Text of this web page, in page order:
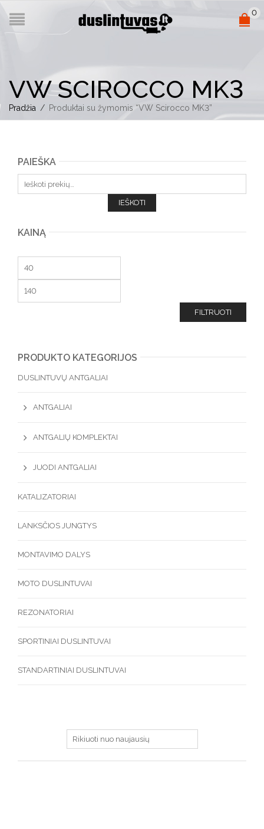
0
VW SCIROCCO MK3
Pradžia / Produktai su žymomis “VW Scirocco MK3”
PAIEŠKA
IEŠKOTI
KAINĄ
FILTRUOTI
PRODUKTO KATEGORIJOS
DUSLINTUVŲ ANTGALIAI
ANTGALIAI
ANTGALIŲ KOMPLEKTAI
JUODI ANTGALIAI
KATALIZATORIAI
LANKSČIOS JUNGTYS
MONTAVIMO DALYS
MOTO DUSLINTUVAI
REZONATORIAI
SPORTINIAI DUSLINTUVAI
STANDARTINIAI DUSLINTUVAI